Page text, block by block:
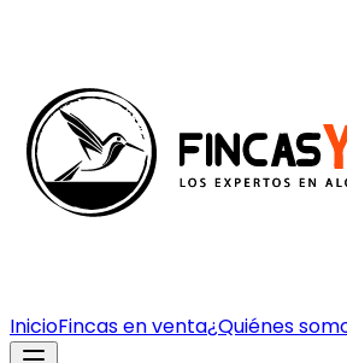
InicioFincas en venta¿Quiénes